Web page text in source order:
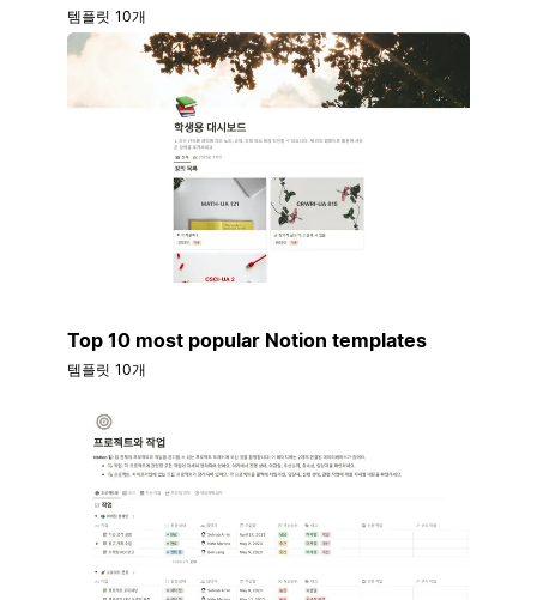
템플릿 10개
Top 10 most popular Notion templates
템플릿 10개